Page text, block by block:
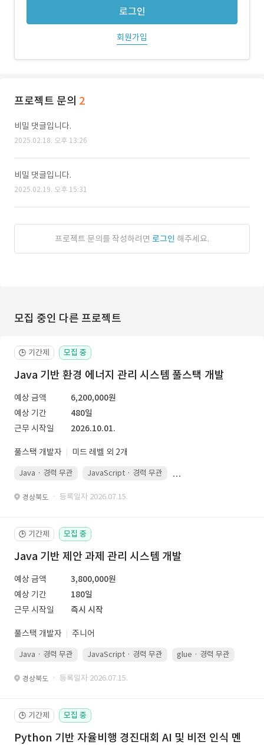
로그인
회원가입
프로젝트 문의 2
비밀 댓글입니다.
2025.02.18. 오후 13:26
비밀 댓글입니다.
2025.02.19. 오후 15:31
프로젝트 문의를 작성하려면 로그인 해주세요.
모집 중인 다른 프로젝트
🕒 기간제 모집 중
Java 기반 환경 에너지 관리 시스템 풀스택 개발
예상 금액
6,200,000원
예상 기간
480일
근무 시작일
2026.10.01.
풀스택 개발자 미드 레벨 외 2개
Java · 경력 무관 JavaScript · 경력 무관
경상북도 · 등록일자 2026.07.15.
🕒 기간제 모집 중
Java 기반 제안 과제 관리 시스템 개발
예상 금액
3,800,000원
예상 기간
180일
근무 시작일
즉시 시작
풀스택 개발자 주니어
Java · 경력 무관 JavaScript · 경력 무관 glue · 경력 무관
경상북도 · 등록일자 2026.07.15.
🕒 기간제 모집 중
Python 기반 자율비행 경진대회 AI 및 비전 인식 멘